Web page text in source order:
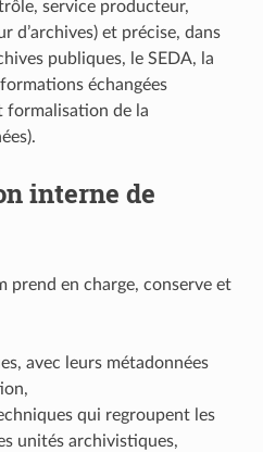
service producteur,
d’archives) et précise, dans
publiques, le SEDA, la
échangées
de la
interne de
prend en charge, conserve et
avec leurs métadonnées
qui regroupent les
unités archivistiques,